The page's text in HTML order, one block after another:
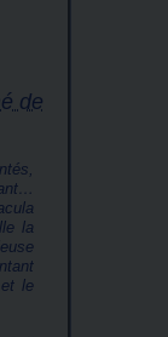
de
la
le